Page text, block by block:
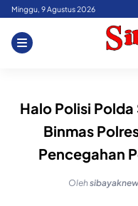
Skip
content
Minggu, 9 Agustus 2026
Halo Polisi
Binmas
Pencegahan
Oleh